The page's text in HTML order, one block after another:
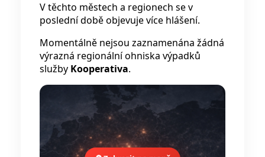
V těchto městech a regionech se v
poslední době objevuje více hlášení.
Momentálně nejsou zaznamenána žádná
výrazná regionální ohniska výpadků
služby Kooperativa.